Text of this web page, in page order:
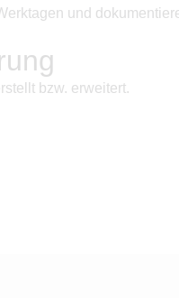
und
bzw. erweitert.